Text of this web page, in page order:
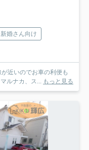
新婚さん向け
近いのでお車の利便も
ルナカ、ス...
もっと見る